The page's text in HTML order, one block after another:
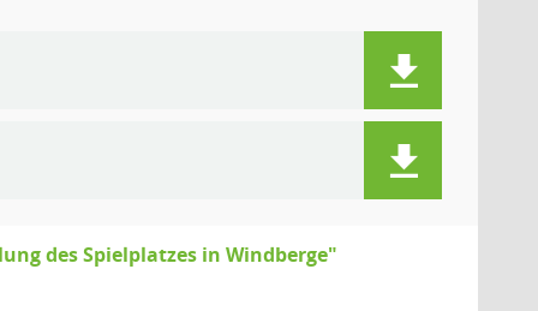
des Spielplatzes in Windberge"